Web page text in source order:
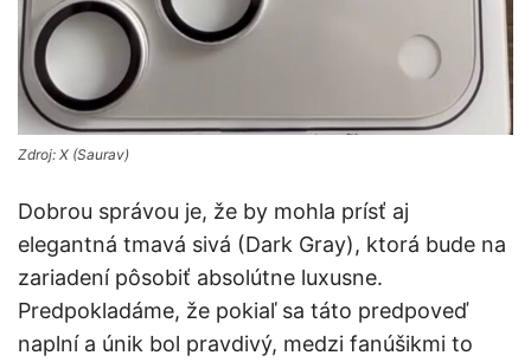
Zdroj: X (Saurav)
Dobrou správou je, že by mohla prísť aj
elegantná tmavá sivá (Dark Gray), ktorá bude na
zariadení pôsobiť absolútne luxusne.
Predpokladáme, že pokiaľ sa táto predpoveď
naplní a únik bol pravdivý, medzi fanúšikmi to